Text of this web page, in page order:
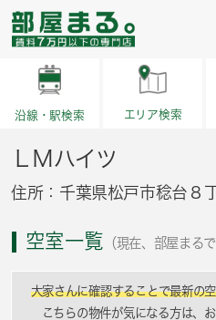
沿線・駅検索 エリア検索
ＬＭハイツ
住所：千葉県松戸市稔台８
空室一覧 （現在、部屋まる
大家さんに確認することで最新の
こちらの物件が気になる方は、